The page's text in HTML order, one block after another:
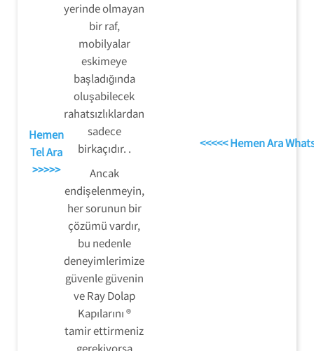
Hemen
Tel Ara
>>>>>
yerinde olmayan
bir raf,
mobilyalar
eskimeye
başladığında
oluşabilecek
rahatsızlıklardan
sadece
birkaçıdır. .
Ancak
endişelenmeyin,
her sorunun bir
çözümü vardır,
bu nedenle
deneyimlerimize
güvenle güvenin
ve Ray Dolap
Kapılarını ®
tamir ettirmeniz
gerekiyorsa
<<<<< Hemen Ara